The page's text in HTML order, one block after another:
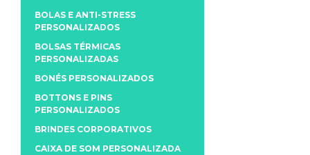
BOLAS E ANTI-STRESS
PERSONALIZADOS
BOLSAS TÉRMICAS
PERSONALIZADAS
BONÉS PERSONALIZADOS
BOTTONS E PINS
PERSONALIZADOS
BRINDES CORPORATIVOS
CAIXA DE SOM PERSONALIZADA